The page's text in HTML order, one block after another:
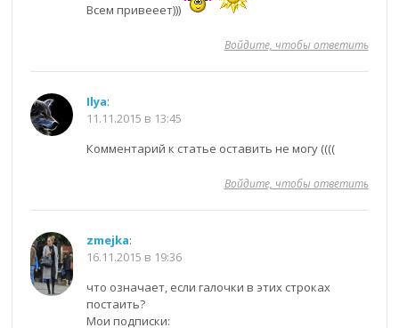
Всем привееет)))
Войдите, чтобы ответить
Ilya:
11.11.2015 в 13:45
Комментарий к статье оставить не могу ((((
Войдите, чтобы ответить
zmejka:
16.11.2015 в 19:36
что означает, если галочки в этих строках
постаить?
Мои подписки: